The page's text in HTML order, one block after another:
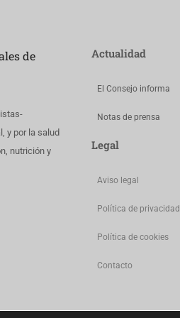
de
y por la salud
nutrición y
Actualidad
El Consejo informa
Notas de prensa
Legal
Aviso legal
Política de privacidad
Política de cookies
Contacto